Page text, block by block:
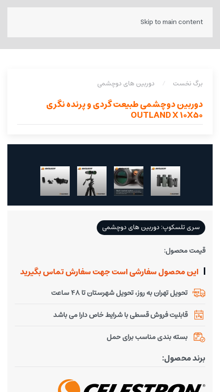
Skip to main content
برگ نخست دوربین های دوچشمی
دوربین دوچشمی طبیعت گردی و پرنده نگری
OUTLAND X 10X50
سری تلسکوپ: دوربین های دوچشمی
قیمت محصول:
این محصول سفارشی است جهت سفارش تماس بگیرید
تحویل تهران به روز، تحویل شهرستان تا 48 ساعت
قابلیت فروش قسطی با شرایط خاص دارا می باشد
بسته بندی مناسب برای حمل
برند محصول: